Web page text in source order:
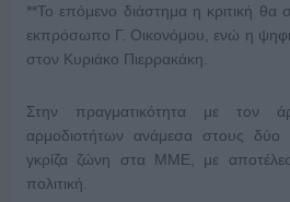
**Το επόμενο διάστημα η κριτική θα
εκπρόσωπο Γ. Οικονόμου, ενώ η
στον Κυριάκο Πιερρακάκη.
Στην πραγματικότητα με τον
αρμοδιοτήτων ανάμεσα στους δύο
γκρίζα ζώνη στα ΜΜΕ, με
πολιτική.